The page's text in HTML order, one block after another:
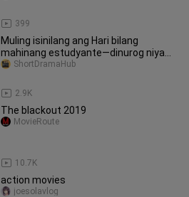
399
Muling isinilang ang Hari bilang
mahinang estudyante—dinurog niya
ang mga bully at kaaway!.
2.9K
ShortDramaHub
The blackout 2019
10.7K
MovieRoute
action movies
joesolavlog